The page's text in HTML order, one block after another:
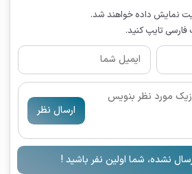
نمایش داده خواهند شد.
فارسی تایپ کنید.
ارسال نظر
نشده، شما اولین نفر باشید !